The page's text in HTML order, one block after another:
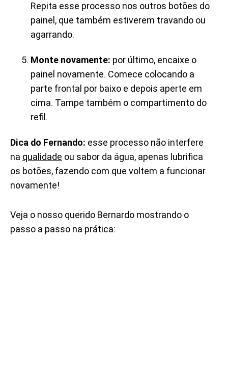
Repita esse processo nos outros botões do
painel, que também estiverem travando ou
agarrando.
Monte novamente: por último, encaixe o
painel novamente. Comece colocando a
parte frontal por baixo e depois aperte em
cima. Tampe também o compartimento do
refil.
Dica do Fernando: esse processo não interfere
na qualidade ou sabor da água, apenas lubrifica
os botões, fazendo com que voltem a funcionar
novamente!
Veja o nosso querido Bernardo mostrando o
passo a passo na prática: